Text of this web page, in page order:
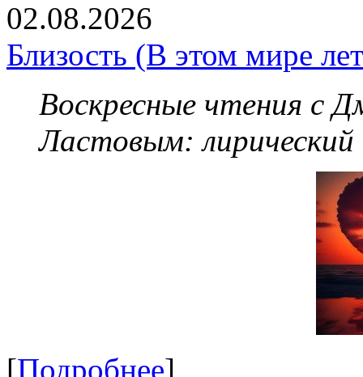
02.08.2026
Близость (В этом мире
Воскресные чтения с
Ластовым:
[Подробнее]